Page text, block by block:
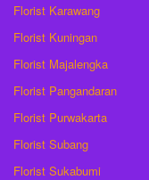
Florist Karawang
Florist Kuningan
Florist Majalengka
Florist Pangandaran
Florist Purwakarta
Florist Subang
Florist Sukabumi